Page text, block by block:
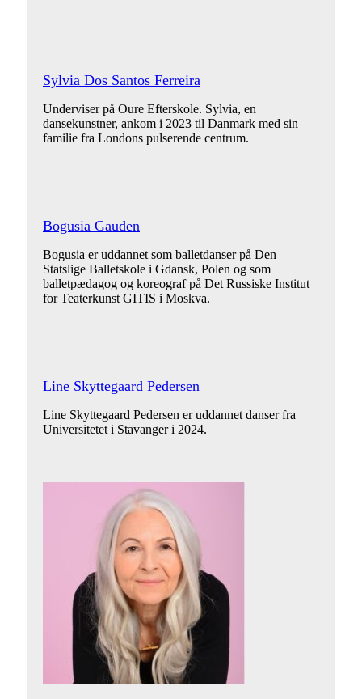
Sylvia Dos Santos Ferreira
Underviser på Oure Efterskole. Sylvia, en
dansekunstner, ankom i 2023 til Danmark med sin
familie fra Londons pulserende centrum.
Bogusia Gauden
Bogusia er uddannet som balletdanser på Den
Statslige Balletskole i Gdansk, Polen og som
balletpædagog og koreograf på Det Russiske Institut
for Teaterkunst GITIS i Moskva.
Line Skyttegaard Pedersen
Line Skyttegaard Pedersen er uddannet danser fra
Universitetet i Stavanger i 2024.